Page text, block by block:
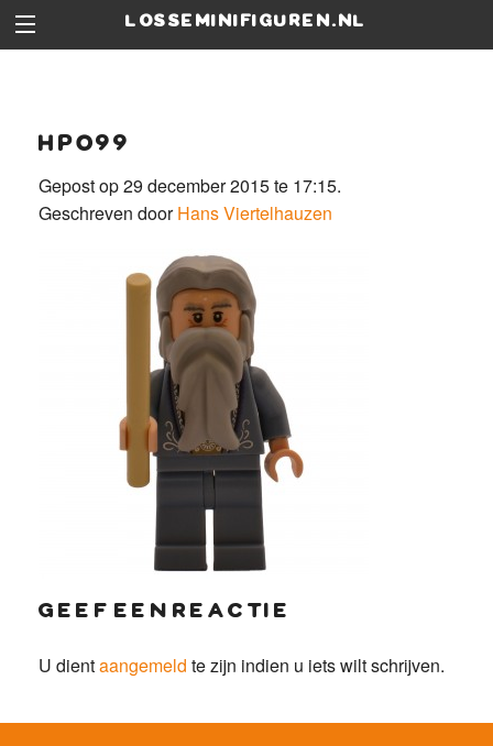
losseminifiguren.nl
hp099
Gepost op 29 december 2015 te 17:15.
Geschreven doorHans Viertelhauzen
geef een reactie
U dientaangemeld te zijn indien u iets wilt schrijven.